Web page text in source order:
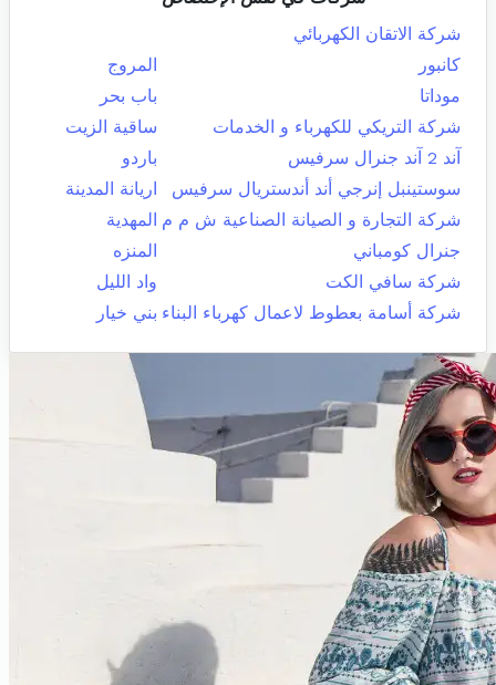
شركة الاتقان الكهربائي
كانبور
المروج
موداتا
باب بحر
شركة التريكي للكهرباء و الخدمات
ساقية الزيت
آند 2 آند جنرال سرفيس
باردو
سوستينبل إنرجي أند أندستريال سرفيس
اريانة المدينة
شركة التجارة و الصيانة الصناعية ش م م المهدية
جنرال كومباني
المنزه
شركة سافي الكت
واد الليل
شركة أسامة بعطوط لاعمال كهرباء البناء بني خيار